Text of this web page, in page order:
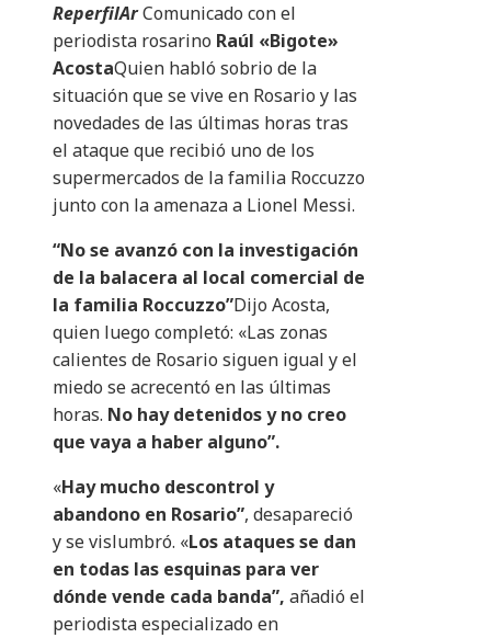
ReperfilArComunicado con el
periodista rosarino Raúl «Bigote»
AcostaQuien habló sobrio de la
situación que se vive en Rosario y las
novedades de las últimas horas tras
el ataque que recibió uno de los
supermercados de la familia Roccuzzo
junto con la amenaza a Lionel Messi.
“No se avanzó con la investigación
de la balacera al local comercial de
la familia Roccuzzo”Dijo Acosta,
quien luego completó: «Las zonas
calientes de Rosario siguen igual y el
miedo se acrecentó en las últimas
horas. No hay detenidos y no creo
que vaya a haber alguno”.
«Hay mucho descontrol y
abandono en Rosario”, desapareció
y se vislumbró. «Los ataques se dan
en todas las esquinas para ver
dónde vende cada banda”, añadió el
periodista especializado en